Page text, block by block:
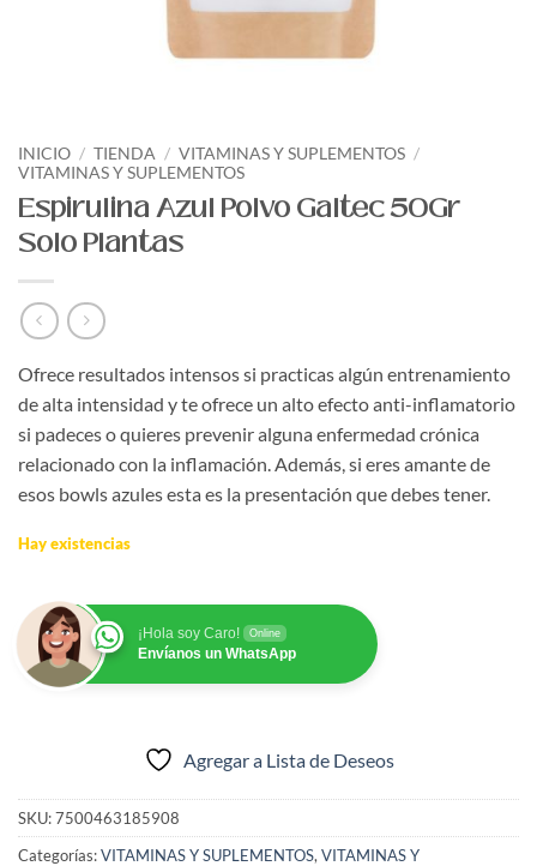
INICIO / TIENDA / VITAMINAS Y SUPLEMENTOS /
VITAMINAS Y SUPLEMENTOS
Espirulina Azul Polvo Galtec 50Gr
Solo Plantas
Ofrece resultados intensos si practicas algún entrenamiento
de alta intensidad y te ofrece un alto efecto anti-inflamatorio
si padeces o quieres prevenir alguna enfermedad crónica
relacionado con la inflamación. Además, si eres amante de
esos bowls azules esta es la presentación que debes tener.
Hay existencias
¡Hola soy Caro! Online
Envíanos un WhatsApp
Agregar a Lista de Deseos
SKU:7500463185908
Categorías:VITAMINAS Y SUPLEMENTOS, VITAMINAS Y